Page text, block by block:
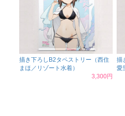
描き下ろしB2タペストリー（西住
まほ／リゾート水着）
3,300円
描
愛